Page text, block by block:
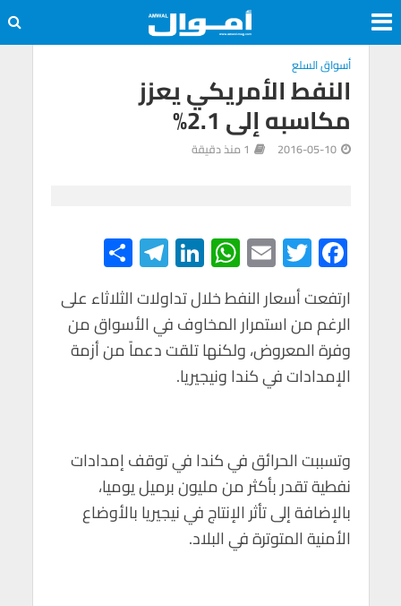
أسواق السلع
النفط الأمريكي يعزز
مكاسبه إلى 2.1%
2016-05-10 1 منذ دقيقة
F
ac
e
b
o
o
T
wi
tt
er
E
m
ail
W
h
at
s
A
p
Li
n
ke
dI
n
Te
le
gr
a
m
h
ar
e
ارتفعت أسعار النفط خلال تداولات الثلاثاء على
الرغم من استمرار المخاوف في الأسواق من
وفرة المعروض، ولكنها تلقت دعماً من أزمة
الإمدادات في كندا ونيجيريا.
وتسببت الحرائق في كندا في توقف إمدادات
نفطية تقدر بأكثر من مليون برميل يوميا،
بالإضافة إلى تأثر الإنتاج في نيجيريا بالأوضاع
الأمنية المتوترة في البلاد.